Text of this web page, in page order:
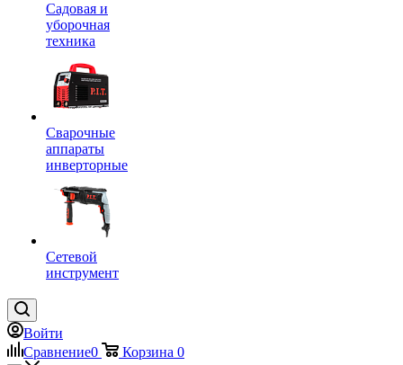
Садовая и
уборочная
техника
Сварочные
аппараты
инверторные
Сетевой
инструмент
Войти
Сравнение0 Корзина 0